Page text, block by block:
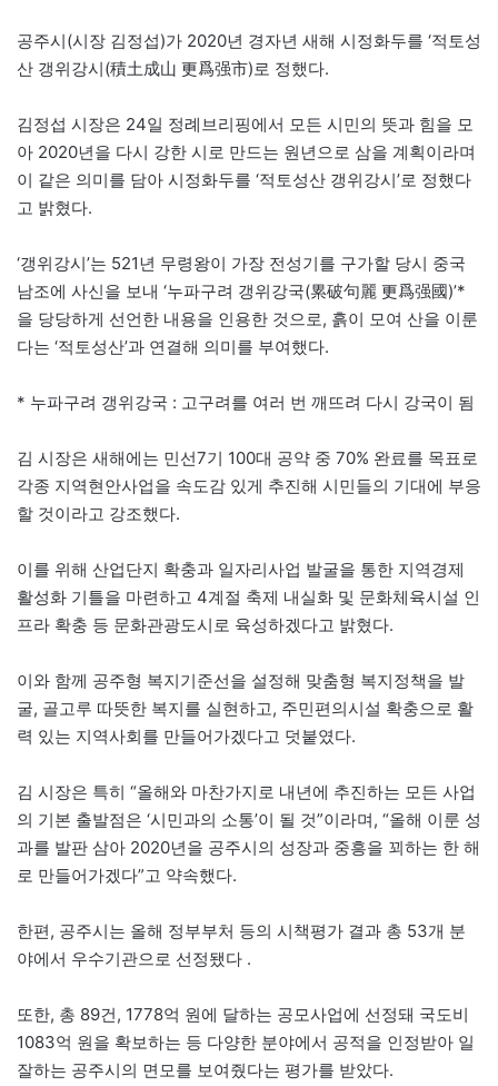
공주시(시장 김정섭)가 2020년 경자년 새해 시정화두를 ‘적토성
산 갱위강시(積土成山 更爲强市)로 정했다.
김정섭 시장은 24일 정례브리핑에서 모든 시민의 뜻과 힘을 모
아 2020년을 다시 강한 시로 만드는 원년으로 삼을 계획이라며
이 같은 의미를 담아 시정화두를 ‘적토성산 갱위강시’로 정했다
고 밝혔다.
‘갱위강시’는 521년 무령왕이 가장 전성기를 구가할 당시 중국
남조에 사신을 보내 ‘누파구려 갱위강국(累破句麗 更爲强國)’*
을 당당하게 선언한 내용을 인용한 것으로, 흙이 모여 산을 이룬
다는 ‘적토성산’과 연결해 의미를 부여했다.
* 누파구려 갱위강국 : 고구려를 여러 번 깨뜨려 다시 강국이 됨
김 시장은 새해에는 민선7기 100대 공약 중 70% 완료를 목표로
각종 지역현안사업을 속도감 있게 추진해 시민들의 기대에 부응
할 것이라고 강조했다.
이를 위해 산업단지 확충과 일자리사업 발굴을 통한 지역경제
활성화 기틀을 마련하고 4계절 축제 내실화 및 문화체육시설 인
프라 확충 등 문화관광도시로 육성하겠다고 밝혔다.
이와 함께 공주형 복지기준선을 설정해 맞춤형 복지정책을 발
굴, 골고루 따뜻한 복지를 실현하고, 주민편의시설 확충으로 활
력 있는 지역사회를 만들어가겠다고 덧붙였다.
김 시장은 특히 “올해와 마찬가지로 내년에 추진하는 모든 사업
의 기본 출발점은 ‘시민과의 소통’이 될 것”이라며, “올해 이룬 성
과를 발판 삼아 2020년을 공주시의 성장과 중흥을 꾀하는 한 해
로 만들어가겠다”고 약속했다.
한편, 공주시는 올해 정부부처 등의 시책평가 결과 총 53개 분
야에서 우수기관으로 선정됐다 .
또한, 총 89건, 1778억 원에 달하는 공모사업에 선정돼 국도비
1083억 원을 확보하는 등 다양한 분야에서 공적을 인정받아 일
잘하는 공주시의 면모를 보여줬다는 평가를 받았다.